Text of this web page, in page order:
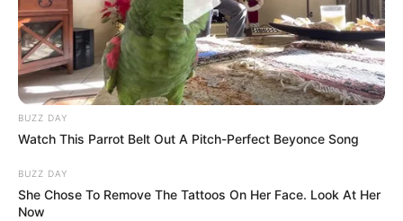
BUZZ DAY
Watch This Parrot Belt Out A Pitch-Perfect Beyonce Song
BUZZ DAY
She Chose To Remove The Tattoos On Her Face. Look At Her
Now